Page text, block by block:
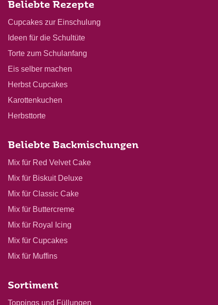
Beliebte Rezepte
Cupcakes zur Einschulung
Ideen für die Schultüte
Torte zum Schulanfang
Eis selber machen
Herbst Cupcakes
Karottenkuchen
Herbsttorte
Beliebte Backmischungen
Mix für Red Velvet Cake
Mix für Biskuit Deluxe
Mix für Classic Cake
Mix für Buttercreme
Mix für Royal Icing
Mix für Cupcakes
Mix für Muffins
Sortiment
Toppings und Füllungen